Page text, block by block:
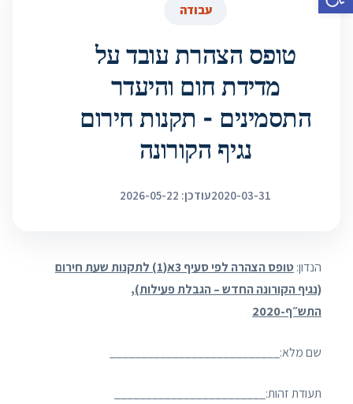
עבודה
טופס הצהרת עובד על
מדידת חום והיעדר
התסמינים - תקנות חירום
נגיף הקורונה
2020-03-31עודכן: 2026-05-22
הנדון:
טופס הצהרה לפי סעיף 3א(1) לתקנות שעת חירום
(נגיף הקורונה החדש – הגבלת פעילות),
התש״ף-2020
שם מלא:___________________________
תעודת זהות:________________________